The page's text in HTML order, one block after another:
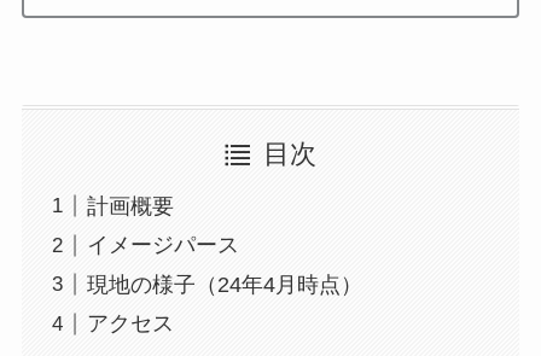
目次
計画概要
イメージパース
現地の様子（24年4月時点）
アクセス